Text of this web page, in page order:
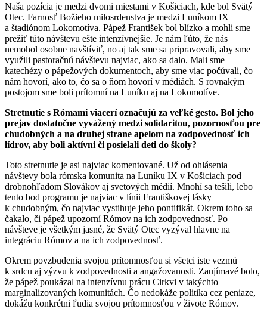
Naša pozícia je medzi dvomi miestami v Košiciach, kde bol Svätý
Otec. Farnosť Božieho milosrdenstva je medzi Luníkom IX
a štadiónom Lokomotíva. Pápež František bol blízko a mohli sme
prežiť túto návštevu ešte intenzívnejšie. Je nám ľúto, že nás
nemohol osobne navštíviť, no aj tak sme sa pripravovali, aby sme
využili pastoračnú návštevu najviac, ako sa dalo. Mali sme
katechézy o pápežových dokumentoch, aby sme viac počúvali, čo
nám hovorí, ako to, čo sa o ňom hovorí v médiách. S rovnakým
postojom sme boli prítomní na Luníku aj na Lokomotíve.
Stretnutie s Rómami viacerí označujú za veľké gesto. Bol jeho
prejav dostatočne vyvážený medzi solidaritou, pozornosťou pre
chudobných a na druhej strane apelom na zodpovednosť ich
lídrov, aby boli aktívni či posielali deti do školy?
Toto stretnutie je asi najviac komentované. Už od ohlásenia
návštevy bola rómska komunita na Luníku IX v Košiciach pod
drobnohľadom Slovákov aj svetových médií. Mnohí sa tešili, lebo
tento bod programu je najviac v línii Františkovej lásky
k chudobným, čo najviac vystihuje jeho pontifikát. Okrem toho sa
čakalo, či pápež upozorní Rómov na ich zodpovednosť. Po
návšteve je všetkým jasné, že Svätý Otec vyzýval hlavne na
integráciu Rómov a na ich zodpovednosť.
Okrem povzbudenia svojou prítomnosťou si všetci iste vezmú
k srdcu aj výzvu k zodpovednosti a angažovanosti. Zaujímavé bolo,
že pápež poukázal na intenzívnu prácu Cirkvi v takýchto
marginalizovaných komunitách. Čo nedokáže politika cez peniaze,
dokážu konkrétni ľudia svojou prítomnosťou v živote Rómov.